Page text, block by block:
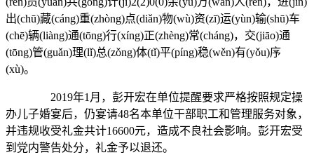
出(chū)藏(cáng)重(zhòng)点(diǎn)物(wù)资(zī)运(yùn)输(shū)车
(chē)辆(liàng)通(tōng)行(xíng)正(zhèng)常(cháng)，交(jiāo)通
(tōng)管(guǎn)理(lǐ)总(zǒng)体(tǐ)平(píng)稳(wěn)有(yǒu)序
(xù)。
2019年1月，彭开宏在单位提醒要求严格按照规定操
办儿子婚宴后，仍宴请48名本单位干部职工和管理服务对象，
并违规收受礼金共计16600元，造成不良社会影响。彭开宏受
到党内警告处分，礼金予以退还。